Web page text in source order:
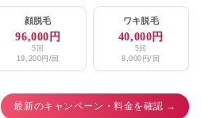
★4 (75件)
横浜院 ★4.1 / 5（144件）
浜院 ★4.7 / 5（1,295件）
、横浜東口院 ★4.6 / 5（2,456件）
顔脱毛
96,000円
5回
19,200円/回
ワキ脱毛
40,000円
5回
8,000円/回
最新のキャンペーン・料金を確認 →